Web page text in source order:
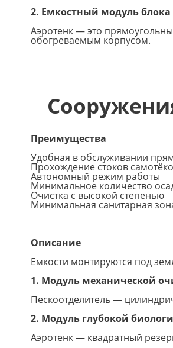
2. Емкостный модуль
Аэротенк — это
обогреваемым корпусом.
Преимущества
Удобная в обслуживании
Прохождение стоков
Автономный режим работы
Минимальное количество
Очистка с высокой степенью
Минимальная санитарная
Описание
Емкости монтируются под
1. Модуль механической
Пескоотделитель —
2. Модуль глубокой
Аэротенк — квадратный